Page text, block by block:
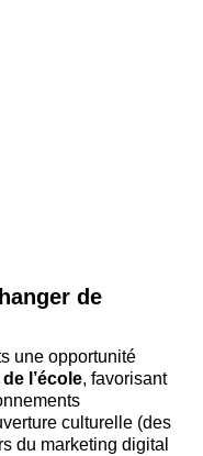
de
une opportunité
l’école, favorisant
culturelle (des
du marketing digital